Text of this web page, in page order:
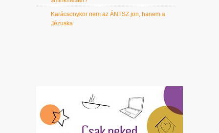
Karácsonykor nem az ÁNTSZ jön, hanem a
Jézuska